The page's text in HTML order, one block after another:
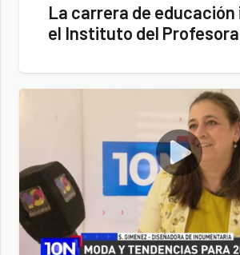
La carrera de educación
el Instituto del